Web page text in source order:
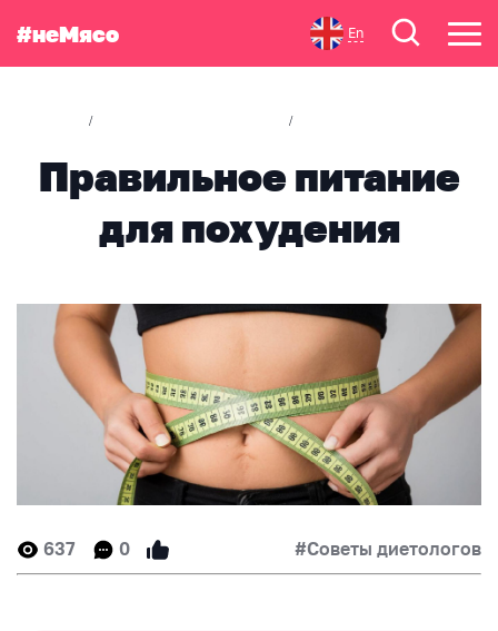
#неМясо En
/ /
Правильное питание
для похудения
637 0 #Советы диетологов